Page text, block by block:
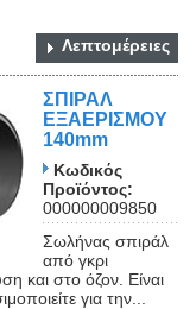
Λεπτομέρειες
ΣΠΙΡΑΛ
ΕΞΑΕΡΙΣΜΟΥ
140mm
Κωδικός
Προϊόντος:
000000009850
Σωλήνας σπιράλ
από γκρι
και στο όζον. Είναι
για την...